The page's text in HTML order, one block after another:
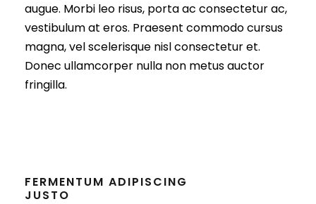
augue. Morbi leo risus, porta ac consectetur ac,
vestibulum at eros. Praesent commodo cursus
magna, vel scelerisque nisl consectetur et.
Donec ullamcorper nulla non metus auctor
fringilla.
FERMENTUM ADIPISCING
JUSTO